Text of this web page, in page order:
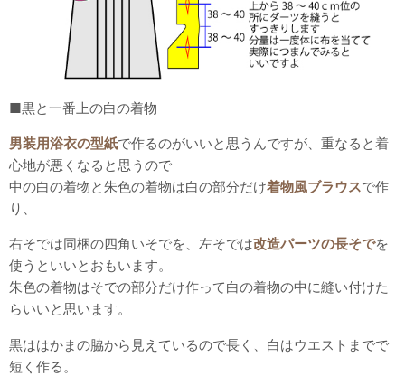
■黒と一番上の白の着物
男装用浴衣の型紙で作るのがいいと思うんですが、重なると着
心地が悪くなると思うので
中の白の着物と朱色の着物は白の部分だけ着物風ブラウスで作
り、
右そでは同梱の四角いそでを、左そでは改造パーツの長そでを
使うといいとおもいます。
朱色の着物はそでの部分だけ作って白の着物の中に縫い付けた
らいいと思います。
黒ははかまの脇から見えているので長く、白はウエストまでで
短く作る。